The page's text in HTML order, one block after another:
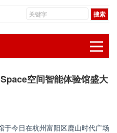
空间智能体验馆盛大
于今日在杭州富阳区鹿山时代广场